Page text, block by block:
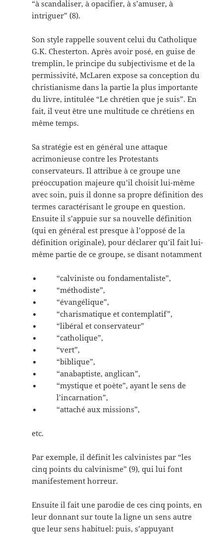
“à scandaliser, à opacifier, à s’amuser, à
intriguer” (8).
Son style rappelle souvent celui du Catholique
G.K. Chesterton. Après avoir posé, en guise de
tremplin, le principe du subjectivisme et de la
permissivité, McLaren expose sa conception du
christianisme dans la partie la plus importante
du livre, intitulée “Le chrétien que je suis”. En
fait, il veut être une multitude ce chrétiens en
même temps.
Sa stratégie est en général une attaque
acrimonieuse contre les Protestants
conservateurs. Il attribue à ce groupe une
préoccupation majeure qu’il choisit lui-même
avec soin, puis il donne sa propre définition des
termes caractérisant le groupe en question.
Ensuite il s’appuie sur sa nouvelle définition
(qui en général est presque à l’opposé de la
définition originale), pour déclarer qu’il fait lui-
même partie de ce groupe, se disant notamment
“calviniste ou fondamentaliste”,
“méthodiste”,
“évangélique”,
“charismatique et contemplatif”,
“libéral et conservateur”
“catholique”,
“vert”,
“biblique”,
“anabaptiste, anglican”,
“mystique et poète”, ayant le sens de
l’incarnation”,
“attaché aux missions”,
etc.
Par exemple, il définit les calvinistes par “les
cinq points du calvinisme” (9), qui lui font
manifestement horreur.
Ensuite il fait une parodie de ces cinq points, en
leur donnant sur toute la ligne un sens autre
que leur sens habituel: puis, s’appuyant